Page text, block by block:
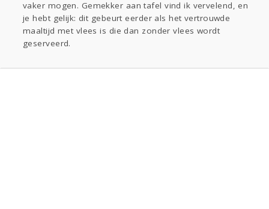
vaker mogen. Gemekker aan tafel vind ik vervelend, en
je hebt gelijk: dit gebeurt eerder als het vertrouwde
maaltijd met vlees is die dan zonder vlees wordt
geserveerd.